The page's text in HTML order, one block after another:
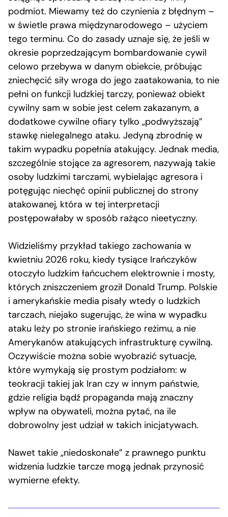
podmiot. Miewamy też do czynienia z błędnym –
w świetle prawa międzynarodowego – użyciem
tego terminu. Co do zasady uznaje się, że jeśli w
okresie poprzedzającym bombardowanie cywil
celowo przebywa w danym obiekcie, próbując
zniechęcić siły wroga do jego zaatakowania, to nie
pełni on funkcji ludzkiej tarczy, ponieważ obiekt
cywilny sam w sobie jest celem zakazanym, a
dodatkowe cywilne ofiary tylko „podwyższają”
stawkę nielegalnego ataku. Jedyną zbrodnię w
takim wypadku popełnia atakujący. Jednak media,
szczególnie stojące za agresorem, nazywają takie
osoby ludzkimi tarczami, wybielając agresora i
potęgując niechęć opinii publicznej do strony
atakowanej, która w tej interpretacji
postępowałaby w sposób rażąco nieetyczny.
Widzieliśmy przykład takiego zachowania w
kwietniu 2026 roku, kiedy tysiące Irańczyków
otoczyło ludzkim łańcuchem elektrownie i mosty,
których zniszczeniem groził Donald Trump. Polskie
i amerykańskie media pisały wtedy o ludzkich
tarczach, niejako sugerując, że wina w wypadku
ataku leży po stronie irańskiego reżimu, a nie
Amerykanów atakujących infrastrukturę cywilną.
Oczywiście można sobie wyobrazić sytuacje,
które wymykają się prostym podziałom: w
teokracji takiej jak Iran czy w innym państwie,
gdzie religia bądź propaganda mają znaczny
wpływ na obywateli, można pytać, na ile
dobrowolny jest udział w takich inicjatywach.
Nawet takie „niedoskonałe” z prawnego punktu
widzenia ludzkie tarcze mogą jednak przynosić
wymierne efekty.